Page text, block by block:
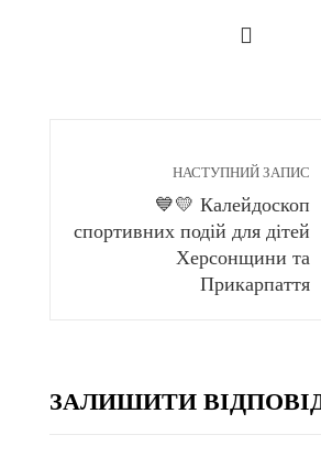
НАСТУПНИЙ ЗАПИС
💙💛 Калейдоскоп
спортивних подій для дітей
Херсонщини та
Прикарпаття
ЗАЛИШИТИ